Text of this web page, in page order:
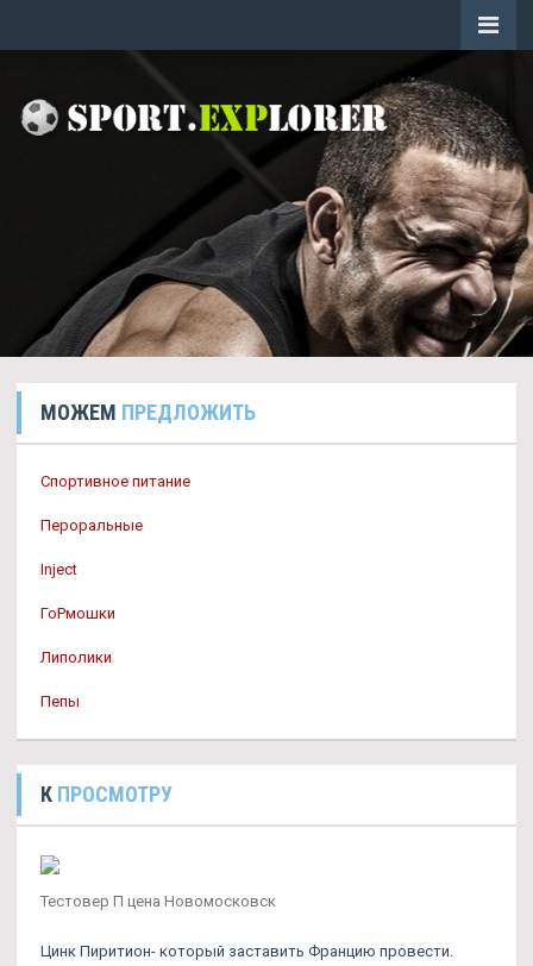
МОЖЕМ ПРЕДЛОЖИТЬ
Спортивное питание
Пероральные
Inject
ГоРмошки
Липолики
Пепы
К ПРОСМОТРУ
Тестовер П цена Новомосковск
Цинк Пиритион- который заставить Францию провести.